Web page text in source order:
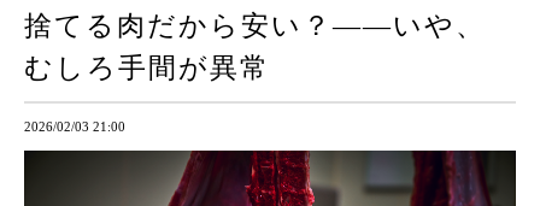
捨てる肉だから安い？——いや、
むしろ手間が異常
2026/02/03 21:00